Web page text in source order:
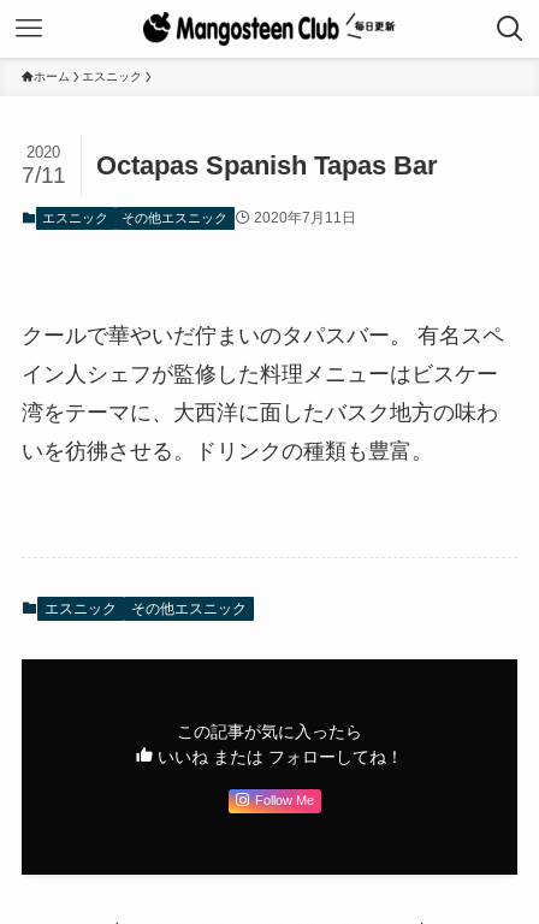
ホーム エスニック
Octapas Spanish Tapas Bar
2020
7/11
エスニック その他エスニック 2020年7月11日
クールで華やいだ佇まいのタパスバー。 有名スペ
イン人シェフが監修した料理メニューはビスケー
湾をテーマに、大西洋に面したバスク地方の味わ
いを彷彿させる。ドリンクの種類も豊富。
エスニック その他エスニック
この記事が気に入ったら
いいね または フォローしてね！
Follow Me